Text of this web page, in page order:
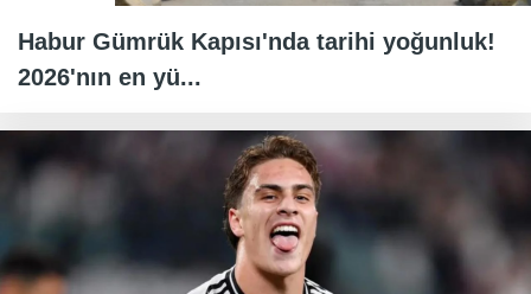
Habur Gümrük Kapısı'nda tarihi yoğunluk!
2026'nın en yü...